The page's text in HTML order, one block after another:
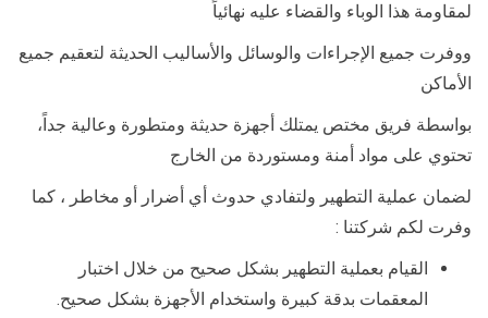
لمقاومة هذا الوباء والقضاء عليه نهائياً
ووفرت جميع الإجراءات والوسائل والأساليب الحديثة لتعقيم جميع
الأماكن
بواسطة فريق مختص يمتلك أجهزة حديثة ومتطورة وعالية جداً،
تحتوي على مواد أمنة ومستوردة من الخارج
لضمان عملية التطهير ولتفادي حدوث أي أضرار أو مخاطر ، كما
وفرت لكم شركتنا :
القيام بعملية التطهير بشكل صحيح من خلال اختبار
المعقمات بدقة كبيرة واستخدام الأجهزة بشكل صحيح.